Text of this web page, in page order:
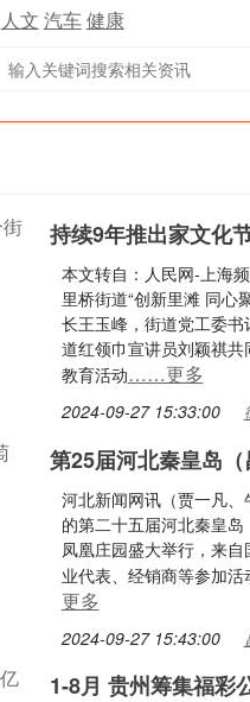
人文 汽车健康
持续9年推出家文化
本文转自：人民网-上海
里桥街道“创新里滩 同心
长王玉峰，街道党工委
道红领巾宣讲员刘颖祺共
教育活动……更多
2024-09-27 15:33:00
第25届河北秦皇岛
河北新闻网讯（贾一凡、
的第二十五届河北秦皇
凤凰庄园盛大举行，来
业代表、经销商等参加
更多
2024-09-27 15:43:00
1-8月 贵州筹集福彩